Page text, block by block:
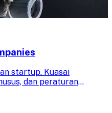
startup. Kuasai
dan peraturan